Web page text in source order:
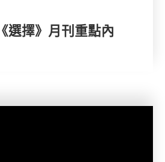
選擇》月刊重點內